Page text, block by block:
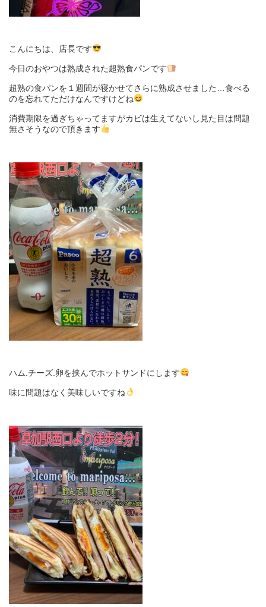
こんにちは、店長です
今日のおやつは熟成された超熟食パンです
超熟の食パンを１週間が寝かせてさらに熟成させました…食べる
のを忘れてただけなんですけどね
消費期限を過ぎちゃってますがカビは生えてないし見た目は問題
無さそうなので頂きます
ハム.チーズ.卵を挟んでホットサンドにします
味に問題はなく美味しいですね